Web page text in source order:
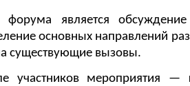
является обсуждение
основных направлений
существующие вызовы.
участников мероприятия —